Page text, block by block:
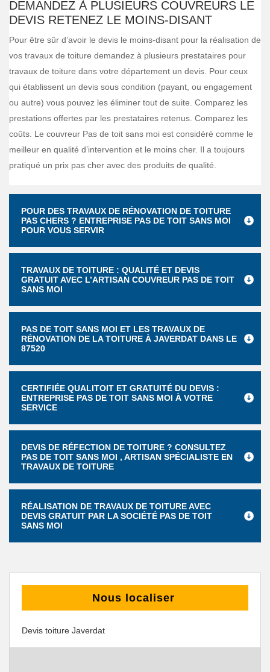
DEMANDEZ À PLUSIEURS COUVREURS LE
DEVIS RETENEZ LE MOINS-DISANT
Pour être sûr d’avoir le devis le moins-disant pour la réalisation de
vos travaux de toiture demandez à plusieurs prestataires pour
travaux de toiture dans votre département un devis. Pour ceux
qui établissent un devis sous condition (payant, ou engagement
ou autre) vous pouvez les éliminer tout de suite. Comparez les
prestations offertes par les prestataires retenus. Comparez les
coûts. Le couvreur Pas de toit sans moi est considéré comme le
meilleur en qualité d’intervention et le moins cher. Il a toujours
pratiqué un prix pas cher avec des produits de qualité.
POUR DES TRAVAUX DE RÉNOVATION DE TOITURE
PAS CHERS ? ENTREPRISE PAS DE TOIT SANS MOI
POUR VOUS SERVIR
TRAVAUX DE TOITURE : QUALITÉ ET DEVIS
GRATUIT AVEC L’ARTISAN COUVREUR PAS DE TOIT
SANS MOI
PAS DE TOIT SANS MOI ET LES TRAVAUX DE
RÉNOVATION DE LA TOITURE À JAVERDAT DANS LE
87520
CERTIFIÉE QUALITOIT ET GRATUITÉ DU DEVIS :
ENTREPRISE PAS DE TOIT SANS MOI À VOTRE
SERVICE
DEVIS DE RÉFECTION DE TOITURE ? CONSULTEZ
PAS DE TOIT SANS MOI , ARTISAN SPÉCIALISTE EN
TRAVAUX DE TOITURE
RÉALISATION DE TRAVAUX DE TOITURE AVEC
DEVIS GRATUIT PAR LA SOCIÉTÉ PAS DE TOIT
SANS MOI
Nous localiser
Devis toiture Javerdat